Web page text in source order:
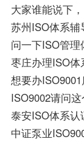
大家谁能说下
苏州ISO体系
问一下ISO管
枣庄办理ISO
想要办
ISO9002请问
泰安ISO体系
中证泵业